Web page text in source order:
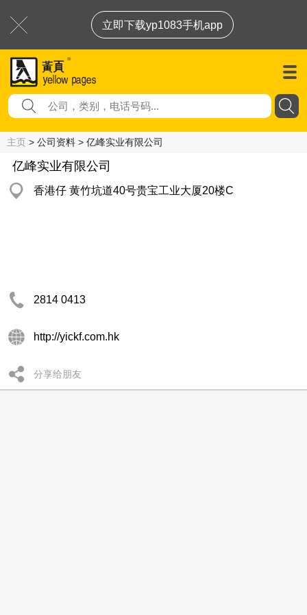
立即下载yp1083手机app
主页 > 公司资料 > 亿峰实业有限公司
亿峰实业有限公司
香港仔 黄竹坑道40号贵宝工业大厦20楼C
2814 0413
http://yickf.com.hk
分享给朋友